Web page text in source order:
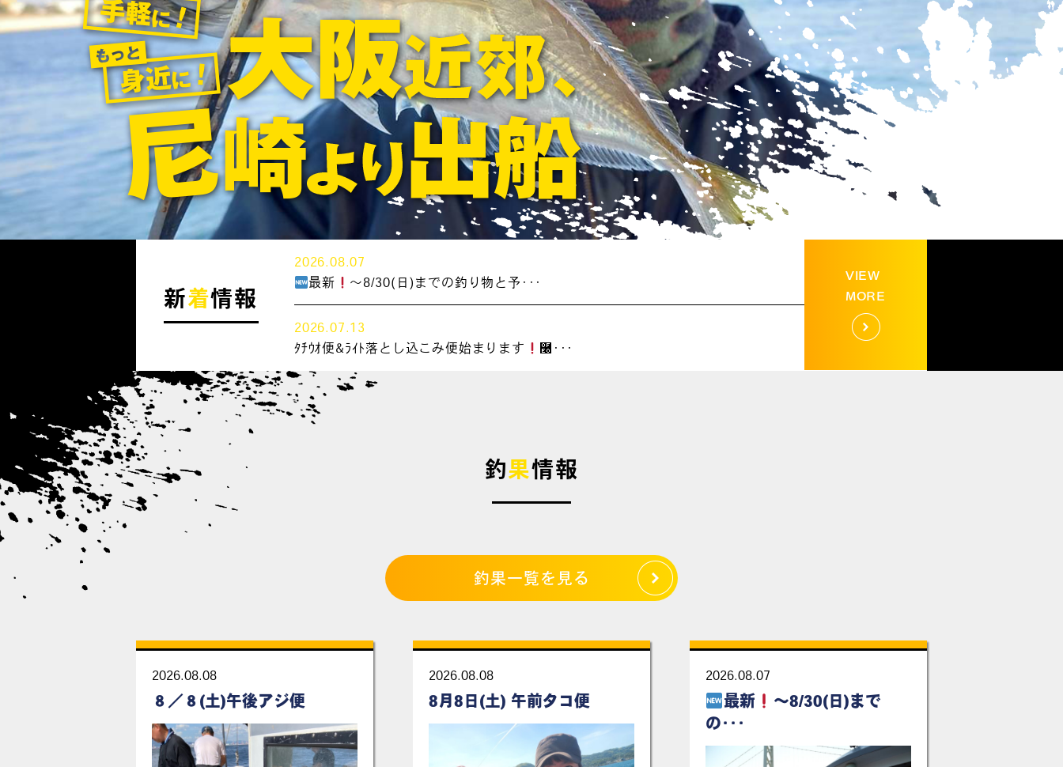
新着情報
2026.08.07
最新
～8/30(日)までの釣り物と予･･･
2026.07.13
ﾀﾁｳｵ便&ﾗｲﾄ落とし込こみ便始まります
࿠･･･
VIEW
MORE
釣果情報
釣果一覧を見る
2026.08.08
８／８(土)午後アジ便
2026.08.08
8月8日(土) 午前タコ便
2026.08.07
最新
～8/30(日)まで
の･･･